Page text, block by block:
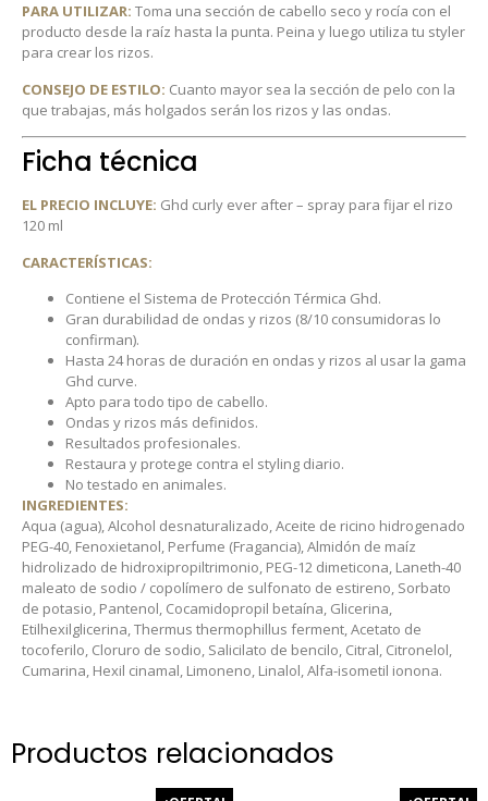
PARA UTILIZAR: Toma una sección de cabello seco y rocía con el
producto desde la raíz hasta la punta. Peina y luego utiliza tu styler
para crear los rizos.
CONSEJO DE ESTILO: Cuanto mayor sea la sección de pelo con la
que trabajas, más holgados serán los rizos y las ondas.
Ficha técnica
EL PRECIO INCLUYE: Ghd curly ever after – spray para fijar el rizo
120 ml
CARACTERÍSTICAS:
Contiene el Sistema de Protección Térmica Ghd.
Gran durabilidad de ondas y rizos (8/10 consumidoras lo
confirman).
Hasta 24 horas de duración en ondas y rizos al usar la gama
Ghd curve.
Apto para todo tipo de cabello.
Ondas y rizos más definidos.
Resultados profesionales.
Restaura y protege contra el styling diario.
No testado en animales.
INGREDIENTES:
Aqua (agua), Alcohol desnaturalizado, Aceite de ricino hidrogenado
PEG-40, Fenoxietanol, Perfume (Fragancia), Almidón de maíz
hidrolizado de hidroxipropiltrimonio, PEG-12 dimeticona, Laneth-40
maleato de sodio / copolímero de sulfonato de estireno, Sorbato
de potasio, Pantenol, Cocamidopropil betaína, Glicerina,
Etilhexilglicerina, Thermus thermophillus ferment, Acetato de
tocoferilo, Cloruro de sodio, Salicilato de bencilo, Citral, Citronelol,
Cumarina, Hexil cinamal, Limoneno, Linalol, Alfa-isometil ionona.
Productos relacionados